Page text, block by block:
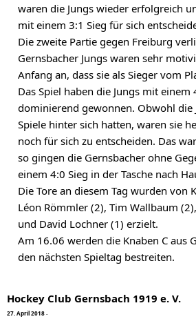
waren die Jungs wieder erfolgreich
mit einem 3:1 Sieg für sich
Die zweite Partie gegen Freiburg
Gernsbacher Jungs waren sehr
Anfang an, dass sie als Sieger vom
Das Spiel haben die Jungs mit einem
dominierend gewonnen. Obwohl die
Spiele hinter sich hatten, waren sie
noch für sich zu entscheiden. Das
so gingen die Gernsbacher ohne
einem 4:0 Sieg in der Tasche nach
Die Tore an diesem Tag wurden von
Léon Römmler (2), Tim Wallbaum
und David Lochner (1) erzielt.
Am 16.06 werden die Knaben C aus
den nächsten Spieltag bestreiten.
Hockey Club Gernsbach 1919 e. V.
27 April2018·